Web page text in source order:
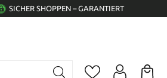
SICHER SHOPPEN – GARANTIERT